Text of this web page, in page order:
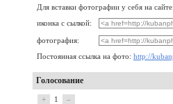
Для вставки фотографии у себя на сайте:
иконка с сылкой:
фотография:
Постоянная ссылка на фото: http://
Голосование
+ 1 –